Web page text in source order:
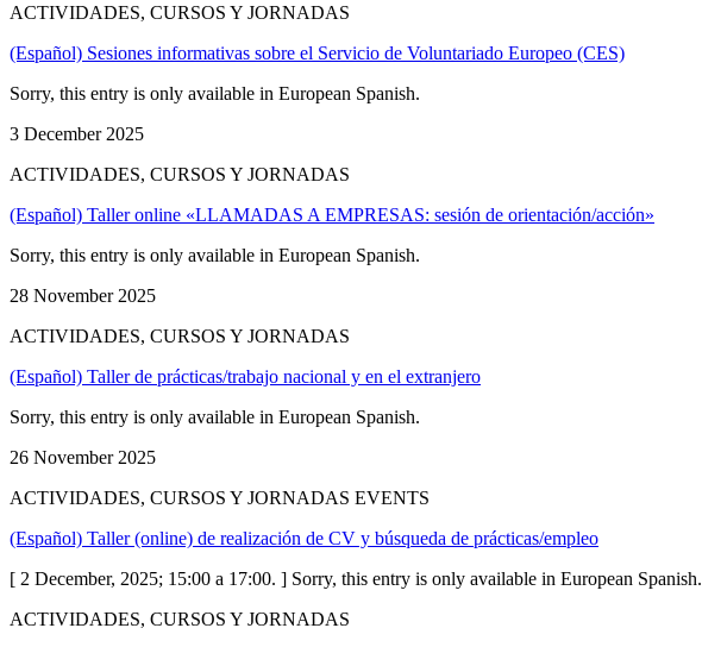
ACTIVIDADES, CURSOS Y JORNADAS
(Español) Sesiones informativas sobre el Servicio de Voluntariado Europeo (CES)
Sorry, this entry is only available in European Spanish.
3 December 2025
ACTIVIDADES, CURSOS Y JORNADAS
(Español) Taller online «LLAMADAS A EMPRESAS: sesión de orientación/acción»
Sorry, this entry is only available in European Spanish.
28 November 2025
ACTIVIDADES, CURSOS Y JORNADAS
(Español) Taller de prácticas/trabajo nacional y en el extranjero
Sorry, this entry is only available in European Spanish.
26 November 2025
ACTIVIDADES, CURSOS Y JORNADAS EVENTS
(Español) Taller (online) de realización de CV y búsqueda de prácticas/empleo
[ 2 December, 2025; 15:00 a 17:00. ] Sorry, this entry is only available in European Spanish.
ACTIVIDADES, CURSOS Y JORNADAS